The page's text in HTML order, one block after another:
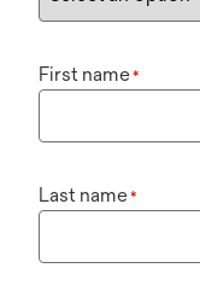
First name*
Last name*